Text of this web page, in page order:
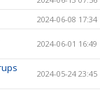
2024-06-08 17:34
2024-06-01 16:49
2024-05-24 23:45